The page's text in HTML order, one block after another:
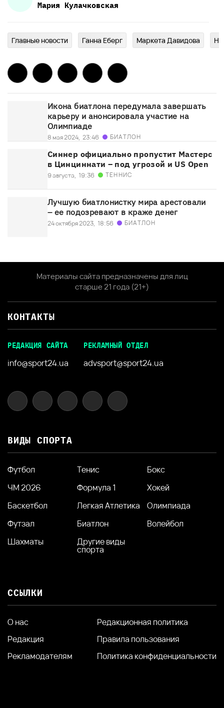
Мария Кулачковская
Главныe новости Ганна Еберг Маркета Давидова
Икона биатлона передумала завершать
карьеру и анонсировала участие на
Олимпиаде
8 мая 2024, 23:46 БИАТЛОН
Синнер официально пропустит Мастерс
в Цинциннати – под угрозой и US Open
9 августа, 19:36 ТЕННИС
Лучшую биатлонистку мира арестовали
– ее подозревают в краже денег
24 октября 2023, 18:56 БИАТЛОН
Материалы сайта предназначены для лиц
старше 21 года (21+)
КОНТАКТЫ
РЕДАКЦИЯ САЙТА
info@sport24.ua
РЕКЛАМНЫЙ ОТДЕЛ
advsport@sport24.ua
ВИДЫ СПОРТА
Футбол Тенис
Бокс
ЧМ 2026
Формула 1
Хокей
Баскетбол
Легкая Атлетика
Олимпиада
Футзал
Биатлон
Волейбол
Шахматы
Другие виды
спорта
ССЫЛКИ
О нас
Редакция
Рекламодателям
Редакционная политика
Правила пользования
Политика конфиденциальности